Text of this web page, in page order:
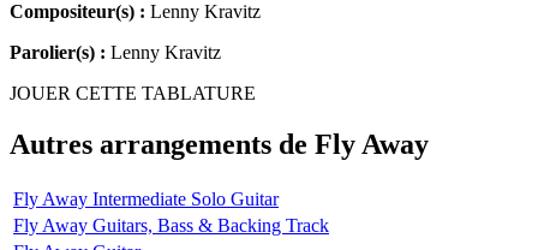
Compositeur(s) : Lenny Kravitz
Parolier(s) : Lenny Kravitz
JOUER CETTE TABLATURE
Autres arrangements de Fly Away
Fly Away Intermediate Solo Guitar
Fly Away Guitars, Bass & Backing Track